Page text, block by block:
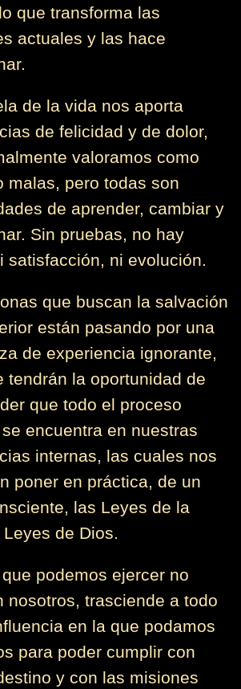
que transforma las
actuales y las hace
de la vida nos aporta
de felicidad y de dolor,
valoramos como
malas, pero todas son
de aprender, cambiar y
Sin pruebas, no hay
satisfacción, ni evolución.
que buscan la salvación
están pasando por una
de experiencia ignorante,
tendrán la oportunidad de
que todo el proceso
encuentra en nuestras
internas, las cuales nos
poner en práctica, de un
las Leyes de la
de Dios.
podemos ejercer no
nosotros, trasciende a todo
en la que podamos
para poder cumplir con
y con las misiones